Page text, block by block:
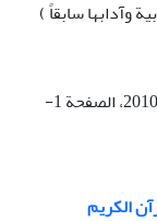
المجلد 6، العدد 11، الخريف 2010، الصفحة 1-
الکریم